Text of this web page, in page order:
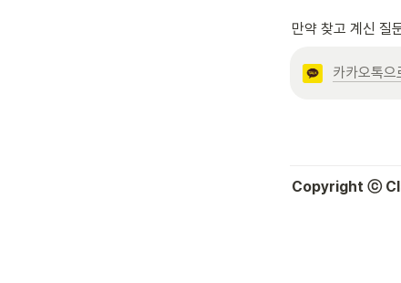
만약 찾고 계신 질
카카오톡으
Copyright ⓒ